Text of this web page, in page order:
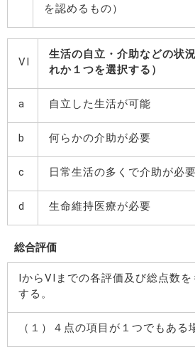
を認めるもの）
VI
生活の自立・介助などの状
れか１つを選択する）
a 自立した生活が可
b 何らかの介助が
c 日常生活の多くで介助が
d 生命維持医療が必
総合評価
IからVIまでの各評価及び総点数
する。
（１）４点の項目が１つで